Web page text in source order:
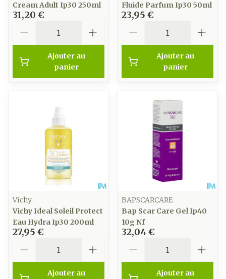
Cream Adult Ip30 250ml
31,20 €
Ajouter au
panier
Fluide Parfum Ip30 50ml
23,95 €
Ajouter au
panier
Vichy
Vichy Ideal Soleil Protect
Eau Hydra Ip30 200ml
27,95 €
Ajouter au
BAPSCARCARE
Bap Scar Care Gel Ip40
10g Nf
32,04 €
Ajouter au